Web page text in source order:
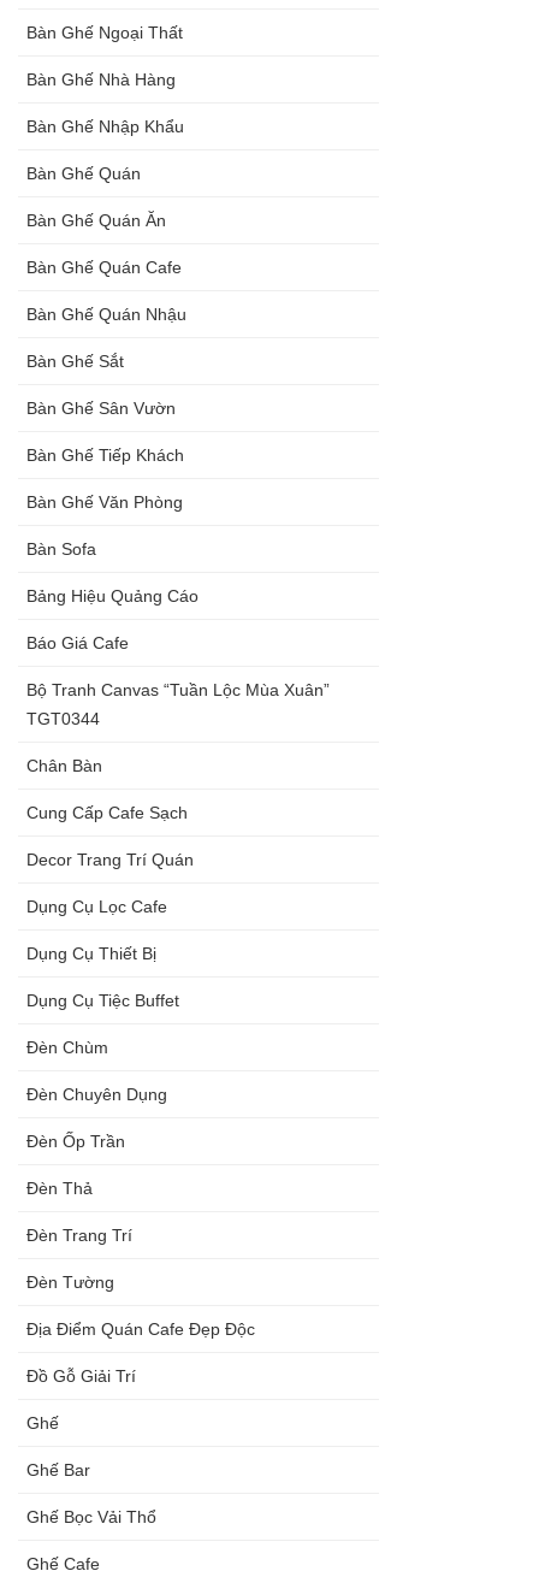
màu xanh lá
sang trọng,
Bàn Ghế Ngoại Thất
Bàn Ghế Nhà Hàng
Bàn Ghế Nhập Khẩu
Bàn Ghế Quán
Bàn Ghế Quán Ăn
Bàn Ghế Quán Cafe
Bàn Ghế Quán Nhậu
Bàn Ghế Sắt
Bàn Ghế Sân Vườn
Bàn Ghế Tiếp Khách
Bàn Ghế Văn Phòng
Bàn Sofa
Bảng Hiệu Quảng Cáo
Báo Giá Cafe
Bộ Tranh Canvas “Tuần Lộc Mùa Xuân”
TGT0344
Chân Bàn
Cung Cấp Cafe Sạch
Decor Trang Trí Quán
Dụng Cụ Lọc Cafe
Dụng Cụ Thiết Bị
Dụng Cụ Tiệc Buffet
Đèn Chùm
Đèn Chuyên Dụng
Đèn Ốp Trần
Đèn Thả
Đèn Trang Trí
Đèn Tường
Địa Điểm Quán Cafe Đẹp Độc
Đồ Gỗ Giải Trí
Ghế
Ghế Bar
Ghế Bọc Vải Thổ
Ghế Cafe